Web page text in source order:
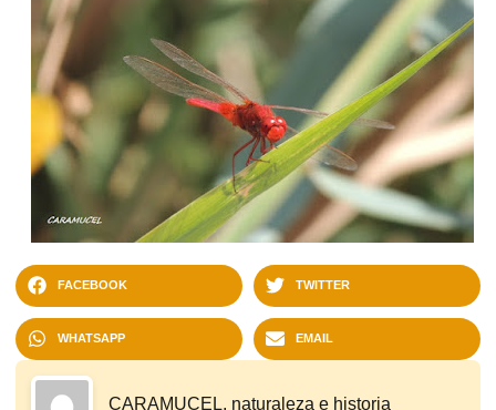
FACEBOOK TWITTER
WHATSAPP EMAIL
CARAMUCEL, naturaleza e historia